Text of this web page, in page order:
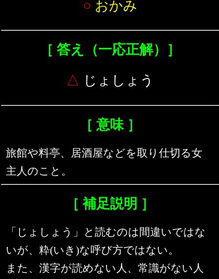
○ おかみ
［ 答え（一応正解）］
△ じょしょう
［ 意味 ］
旅館や料亭、居酒屋などを取り仕切る女
主人のこと。
［ 補足説明 ］
「じょしょう」と読むのは間違いではな
いが、粋(いき)な呼び方ではない。
また、漢字が読めない人、常識がない人